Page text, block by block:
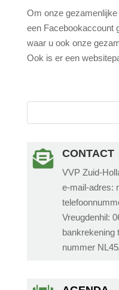
Om onze
een Facebookaccount
waar u ook onze
Ook is er een
 CONTACT
VVP Zuid-
e-mail-adres:
Vreugdenhil:
bankrekening
nummer